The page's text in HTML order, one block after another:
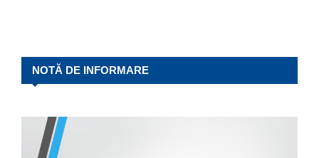
NOTĂ DE INFORMARE